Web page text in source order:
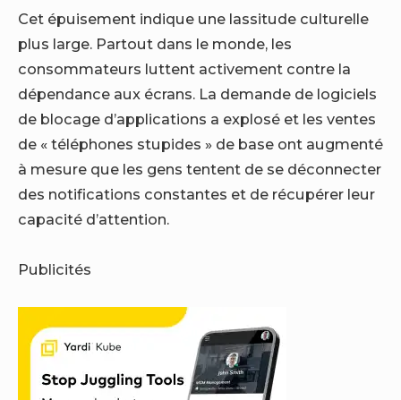
Cet épuisement indique une lassitude culturelle
plus large. Partout dans le monde, les
consommateurs luttent activement contre la
dépendance aux écrans. La demande de logiciels
de blocage d’applications a explosé et les ventes
de « téléphones stupides » de base ont augmenté
à mesure que les gens tentent de se déconnecter
des notifications constantes et de récupérer leur
capacité d’attention.
Publicités